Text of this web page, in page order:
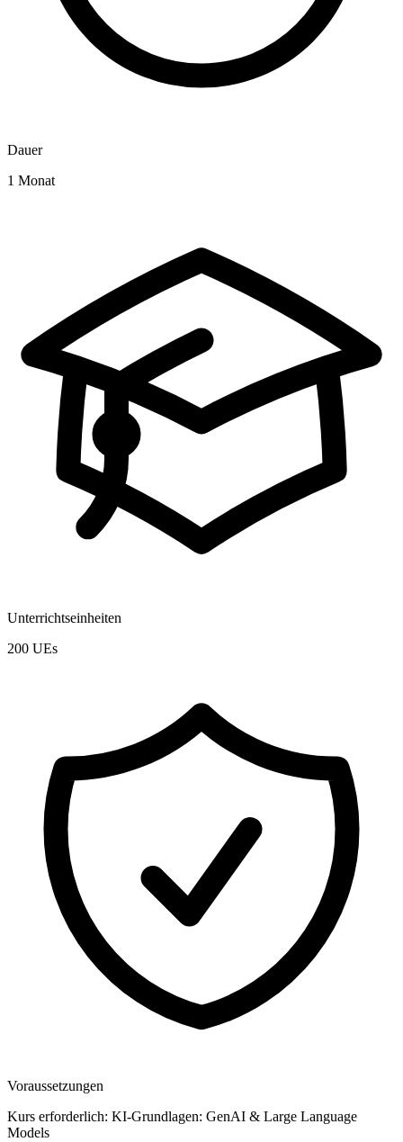
Dauer
1 Monat
Unterrichtseinheiten
200 UEs
Voraussetzungen
Kurs erforderlich: KI-Grundlagen: GenAI & Large Language
Models